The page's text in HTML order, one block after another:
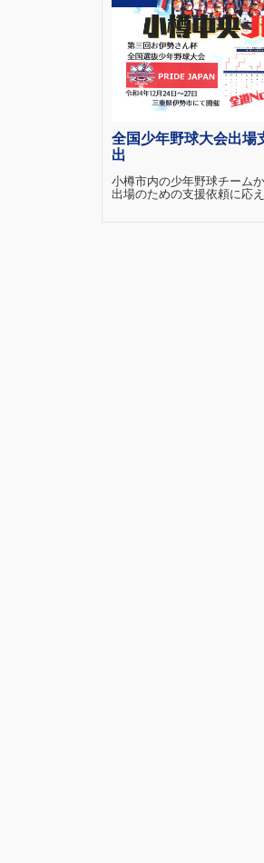
全国少年野球大会出場
出
小樽市内の少年野球チーム
出場のための支援依頼に応